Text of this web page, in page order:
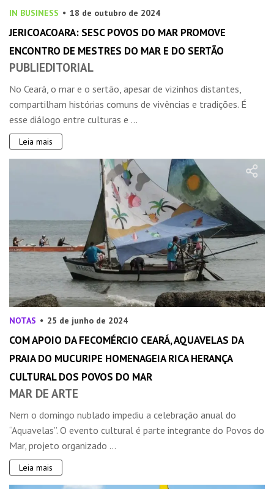
IN BUSINESS 18 de outubro de 2024
JERICOACOARA: SESC POVOS DO MAR PROMOVE
ENCONTRO DE MESTRES DO MAR E DO SERTÃO
PUBLIEDITORIAL
No Ceará, o mar e o sertão, apesar de vizinhos distantes,
compartilham histórias comuns de vivências e tradições. É
esse diálogo entre culturas e ...
Leia mais
NOTAS 25 de junho de 2024
COM APOIO DA FECOMÉRCIO CEARÁ, AQUAVELAS DA
PRAIA DO MUCURIPE HOMENAGEIA RICA HERANÇA
CULTURAL DOS POVOS DO MAR
MAR DE ARTE
Nem o domingo nublado impediu a celebração anual do
“Aquavelas”. O evento cultural é parte integrante do Povos do
Mar, projeto organizado ...
Leia mais